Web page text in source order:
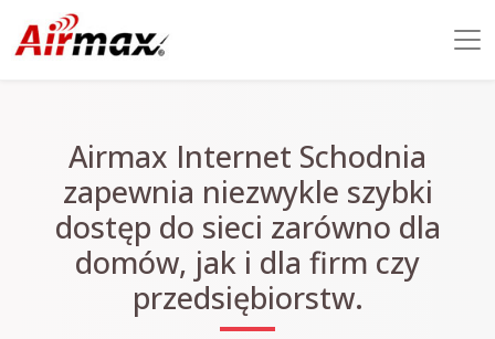
Airmax Internet Schodnia
zapewnia niezwykle szybki
dostęp do sieci zarówno dla
domów, jak i dla firm czy
przedsiębiorstw.